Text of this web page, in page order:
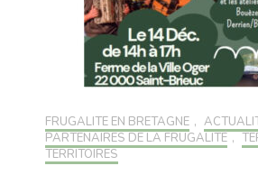
FRUGALITÉ EN BRETAGNE ,
PARTENAIRES DE LA FRUGALITÉ ,
TERRITOIRES